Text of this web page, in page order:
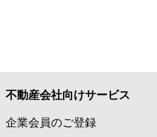
不動産会社向けサービス
企業会員のご登録